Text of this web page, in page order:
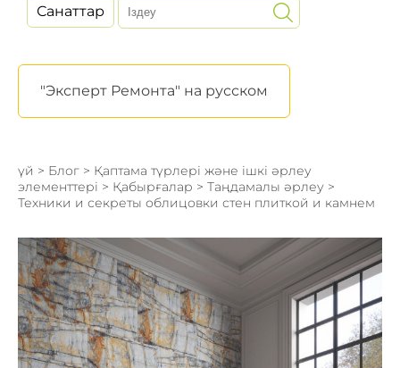
Санаттар
"Эксперт Ремонта" на русском
үй > Блог > Қаптама түрлері және ішкі әрлеу
элементтері > Қабырғалар > Таңдамалы әрлеу >
Техники и секреты облицовки стен плиткой и камнем